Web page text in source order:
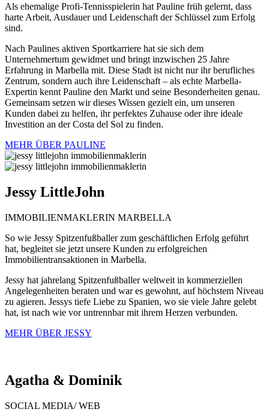
Als ehemalige Profi-Tennisspielerin hat Pauline früh gelernt, dass
harte Arbeit, Ausdauer und Leidenschaft der Schlüssel zum Erfolg
sind.
Nach Paulines aktiven Sportkarriere hat sie sich dem
Unternehmertum gewidmet und bringt inzwischen 25 Jahre
Erfahrung in Marbella mit. Diese Stadt ist nicht nur ihr berufliches
Zentrum, sondern auch ihre Leidenschaft – als echte Marbella-
Expertin kennt Pauline den Markt und seine Besonderheiten genau.
Gemeinsam setzen wir dieses Wissen gezielt ein, um unseren
Kunden dabei zu helfen, ihr perfektes Zuhause oder ihre ideale
Investition an der Costa del Sol zu finden.
MEHR ÜBER PAULINE
Jessy LittleJohn
IMMOBILIENMAKLERIN MARBELLA
So wie Jessy Spitzenfußballer zum geschäftlichen Erfolg geführt
hat, begleitet sie jetzt unsere Kunden zu erfolgreichen
Immobilientransaktionen in Marbella.
Jessy hat jahrelang Spitzenfußballer weltweit in kommerziellen
Angelegenheiten beraten und war es gewohnt, auf höchstem Niveau
zu agieren. Jessys tiefe Liebe zu Spanien, wo sie viele Jahre gelebt
hat, ist nach wie vor untrennbar mit ihrem Herzen verbunden.
MEHR ÜBER JESSY
Agatha & Dominik
SOCIAL MEDIA/ WEB